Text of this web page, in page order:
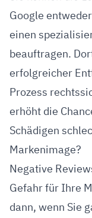
Google
einen
beauftragen.
erfolgreicher
Prozess
erhöht die
Schädigen
Markenimage?
Negative
Gefahr für Ihre
dann, wenn Sie